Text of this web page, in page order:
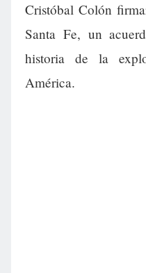
Cristóbal Colón
Santa Fe, un
historia de la
América.